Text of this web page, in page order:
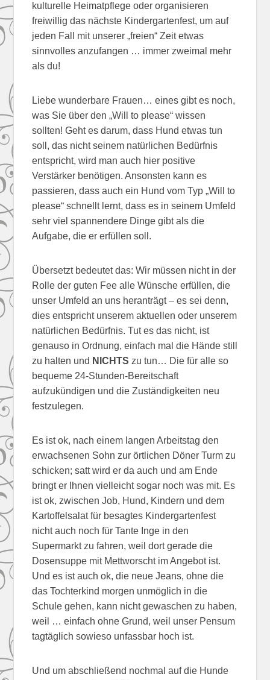
kulturelle Heimatpflege oder organisieren
freiwillig das nächste Kindergartenfest, um auf
jeden Fall mit unserer „freien“ Zeit etwas
sinnvolles anzufangen … immer zweimal mehr
als du!
Liebe wunderbare Frauen… eines gibt es noch,
was Sie über den „Will to please“ wissen
sollten! Geht es darum, dass Hund etwas tun
soll, das nicht seinem natürlichen Bedürfnis
entspricht, wird man auch hier positive
Verstärker benötigen. Ansonsten kann es
passieren, dass auch ein Hund vom Typ „Will to
please“ schnellt lernt, dass es in seinem Umfeld
sehr viel spannendere Dinge gibt als die
Aufgabe, die er erfüllen soll.
Übersetzt bedeutet das: Wir müssen nicht in der
Rolle der guten Fee alle Wünsche erfüllen, die
unser Umfeld an uns heranträgt – es sei denn,
dies entspricht unserem aktuellen oder unserem
natürlichen Bedürfnis. Tut es das nicht, ist
genauso in Ordnung, einfach mal die Hände still
zu halten und NICHTS zu tun… Die für alle so
bequeme 24-Stunden-Bereitschaft
aufzukündigen und die Zuständigkeiten neu
festzulegen.
Es ist ok, nach einem langen Arbeitstag den
erwachsenen Sohn zur örtlichen Döner Turm zu
schicken; satt wird er da auch und am Ende
bringt er Ihnen vielleicht sogar noch was mit. Es
ist ok, zwischen Job, Hund, Kindern und dem
Kartoffelsalat für besagtes Kindergartenfest
nicht auch noch für Tante Inge in den
Supermarkt zu fahren, weil dort gerade die
Dosensuppe mit Mettworscht im Angebot ist.
Und es ist auch ok, die neue Jeans, ohne die
das Tochterkind morgen unmöglich in die
Schule gehen, kann nicht gewaschen zu haben,
weil … einfach ohne Grund, weil unser Pensum
tagtäglich sowieso unfassbar hoch ist.
Und um abschließend nochmal auf die Hunde